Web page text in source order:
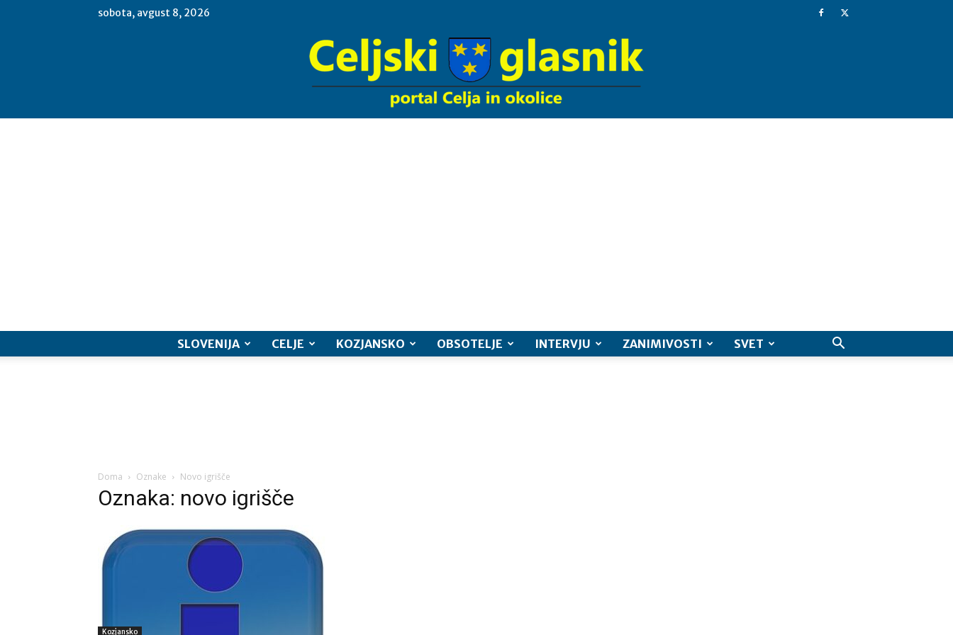
sobota, avgust 8, 2026
SLOVENIJA CELJE KOZJANSKO OBSOTELJE INTERVJU ZANIMIVOSTI SVET
Doma Oznake Novo igrišče
Oznaka: novo igrišče
Kozjansko